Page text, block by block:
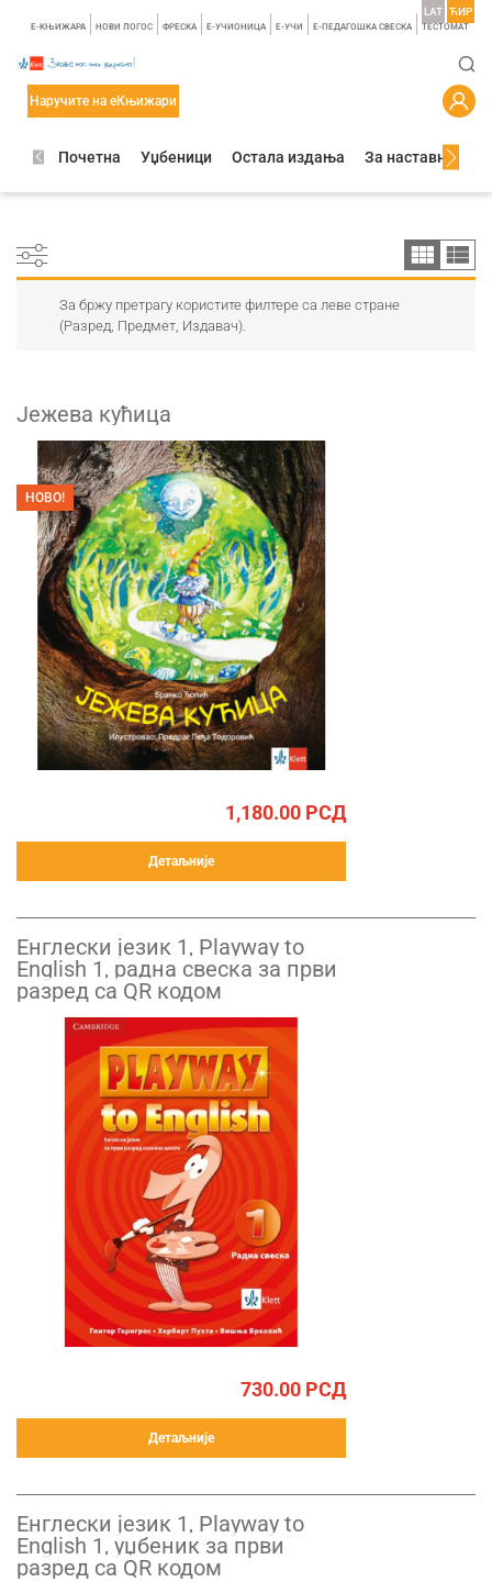
E-КЊИЖАРА НОВИ ЛОГОС ФРЕСКА E-УЧИОНИЦА E-УЧИ Е-ПЕДАГОШКА СВЕСКА TЕСТОМАТ
LAT ЋИР
Наручите на еКњижари
Почетна Уџбеници Остала издања За наставнике
За бржу претрагу користите филтере са леве стране
(Разред, Предмет, Издавач).
НОВО!
Јежева кућица
1,180.00 РСД
Детаљније
Енглески језик 1, Playway to
English 1, радна свеска за први
разред са QR кодом
730.00 РСД
Детаљније
Енглески језик 1, Playway to
English 1, уџбеник за први
разред са QR кодом